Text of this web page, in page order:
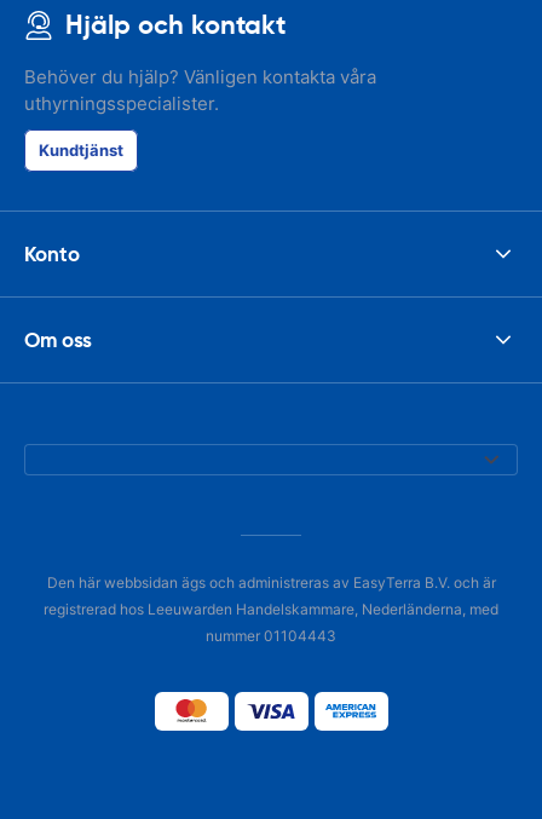
Hjälp och kontakt
Behöver du hjälp? Vänligen kontakta våra
uthyrningsspecialister.
Kundtjänst
Konto
Om oss
Den här webbsidan ägs och administreras av EasyTerra B.V. och är
registrerad hos Leeuwarden Handelskammare, Nederländerna, med
nummer 01104443